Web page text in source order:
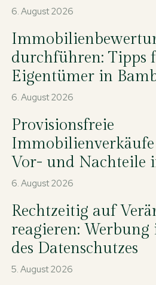
6. August 2026
durchführen: Tipps
Eigentümer in
6. August 2026
Provisionsfreie
Vor- und Nachteile
6. August 2026
Rechtzeitig auf
reagieren:
des Datenschutzes
5. August 2026